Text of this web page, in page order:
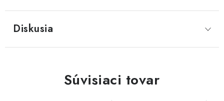
Diskusia
Súvisiaci tovar